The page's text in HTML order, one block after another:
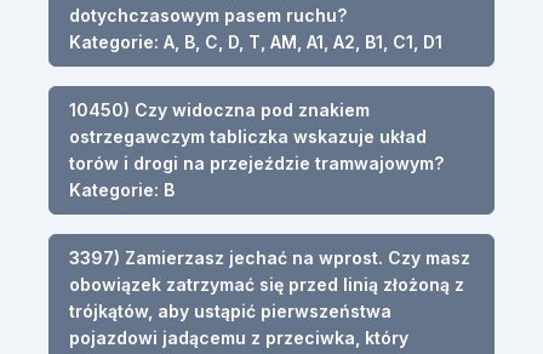
dotychczasowym pasem ruchu?
Kategorie: A, B, C, D, T, AM, A1, A2, B1, C1, D1
10450) Czy widoczna pod znakiem
ostrzegawczym tabliczka wskazuje układ
torów i drogi na przejeździe tramwajowym?
Kategorie: B
3397) Zamierzasz jechać na wprost. Czy masz
obowiązek zatrzymać się przed linią złożoną z
trójkątów, aby ustąpić pierwszeństwa
pojazdowi jadącemu z przeciwka, który